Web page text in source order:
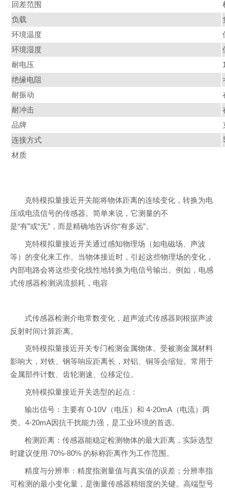
回差范围
负载
环境温度
环境湿度
耐电压
绝缘电阻
耐振动
耐冲击
品牌
连接方式
材质
克特模拟量接近开关能将物体距离的连续变化，转换为电
压或电流信号的传感器。简单来说，它测量的不
是“有”或“无”，而是精确地告诉你“有多远”。
克特模拟量接近开关通过感知物理场（如电磁场、声波
等）的变化来工作。当物体接近时，引起这些物理场的变化，
内部电路会将这些变化线性地转换为电信号输出。例如，电感
式传感器检测涡流损耗，电容
式传感器检测介电常数变化，超声波式传感器则根据声波
反射时间计算距离。
克特模拟量接近开关专门检测金属物体。受被测金属材料
影响大，对铁、钢等响应距离长，对铝、铜等会缩短。常用于
金属部件计数、齿轮测速、位移定位。
克特模拟量接近开关选型的起点：
输出信号：主要有 0-10V（电压）和 4-20mA（电流）两
类。4-20mA因抗干扰能力强，是工业环境的首选。
检测距离：传感器能稳定检测物体的最大距离，实际选型
时建议使用 70%-80% 的标称距离作为工作范围。
精度与分辨率：精度指测量值与真实值的误差；分辨率指
可检测的最小变化量，是衡量传感器精细度的关键。高端型号